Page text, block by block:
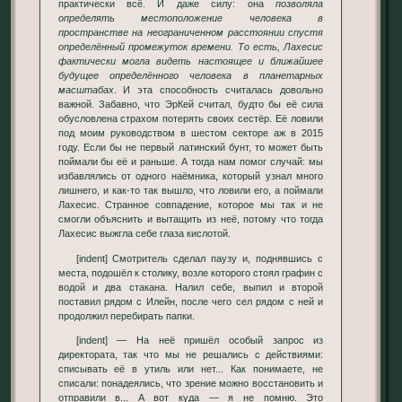
практически всё. И даже силу: онапозволяла
определять местоположение человека в
пространстве на неограниченном расстоянии спустя
определённый промежуток времени. То есть, Лахесис
фактически могла видеть настоящее и ближайшее
будущее определённого человека в планетарных
масштабах. И эта способность считалась довольно
важной. Забавно, что ЭрКей считал, будто бы её сила
обусловлена страхом потерять своих сестёр. Её ловили
под моим руководством в шестом секторе аж в 2015
году. Если бы не первый латинский бунт, то может быть
поймали бы её и раньше. А тогда нам помог случай: мы
избавлялись от одного наёмника, который узнал много
лишнего, и как-то так вышло, что ловили его, а поймали
Лахесис. Странное совпадение, которое мы так и не
смогли объяснить и вытащить из неё, потому что тогда
Лахесис выжгла себе глаза кислотой.
[indent] Смотритель сделал паузу и, поднявшись с
места, подошёл к столику, возле которого стоял графин с
водой и два стакана. Налил себе, выпил и второй
поставил рядом с Илейн, после чего сел рядом с ней и
продолжил перебирать папки.
[indent] — На неё пришёл особый запрос из
директората, так что мы не решались с действиями:
списывать её в утиль или нет... Как понимаете, не
списали: понадеялись, что зрение можно восстановить и
отправили в... А вот куда — я не помню. Это